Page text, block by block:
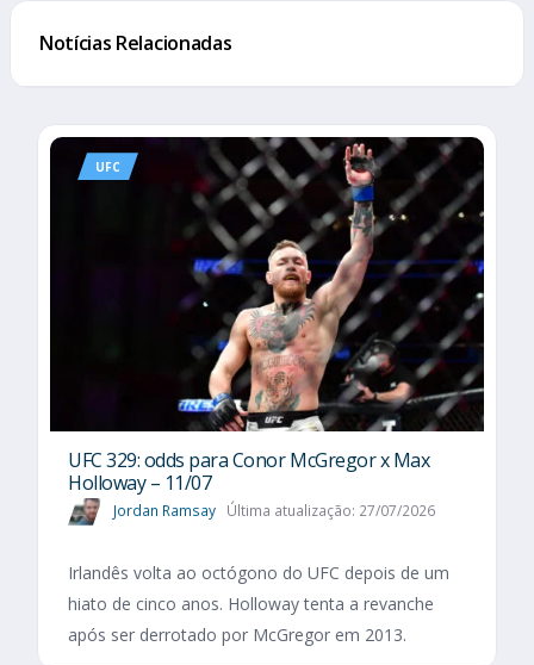
Notícias Relacionadas
UFC
UFC 329: odds para Conor McGregor x Max
Holloway – 11/07
Jordan Ramsay Última atualização: 27/07/2026
Irlandês volta ao octógono do UFC depois de um
hiato de cinco anos. Holloway tenta a revanche
após ser derrotado por McGregor em 2013.